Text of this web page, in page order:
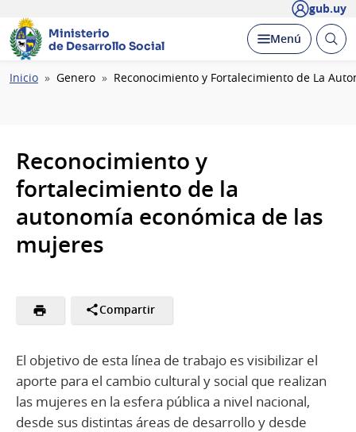
gub.uy
Ministerio
de Desarrollo Social
Desplegar
Menú Abrir
Ruta
Inicio Genero Reconocimiento y Fortalecimiento de La
Reconocimiento y
fortalecimiento de la
autonomía económica de las
mujeres
Compartir
El objetivo de esta línea de trabajo es visibilizar el
aporte para el cambio cultural y social que realizan
las mujeres en la esfera pública a nivel nacional,
desde sus distintas áreas de desarrollo y desde